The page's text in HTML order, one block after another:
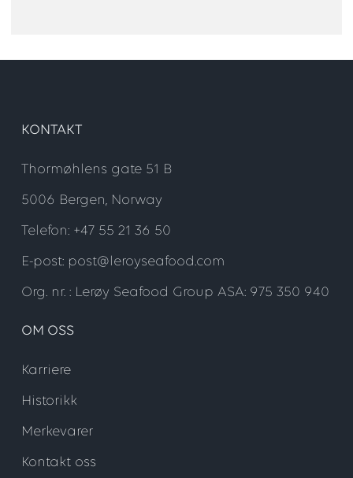
KONTAKT
Thormøhlens gate 51 B
5006 Bergen, Norway
Telefon: +47 55 21 36 50
E-post: post@leroyseafood.com
Org. nr. : Lerøy Seafood Group ASA: 975 350 940
OM OSS
Karriere
Historikk
Merkevarer
Kontakt oss